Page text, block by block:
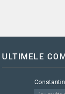
ULTIMELE